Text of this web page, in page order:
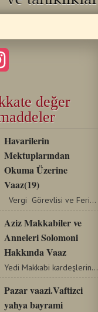
değer
Havarilerin
Mektuplarından
Okuma Üzerine
Vaaz(19)
Vergi Görevlisi ve Ferisi Pazarı (2 Tim. 3:10-15)…
Aziz Makkabiler ve
Anneleri Solomoni
Hakkında Vaaz
Yedi Makkabi kardeşlerin, onların Anneleri Solomoni’nin…
Pazar vaazi.Vaftizci
yahya bayrami